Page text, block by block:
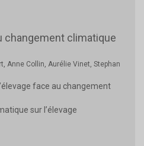
changement climatique
Anne Collin, Aurélie Vinet, Stephan
face au changement
sur l’élevage